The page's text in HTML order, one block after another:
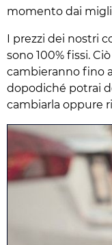
momento dai
I prezzi dei nostri
sono 100% fissi.
cambieranno fino
dopodiché potrai
cambiarla oppure